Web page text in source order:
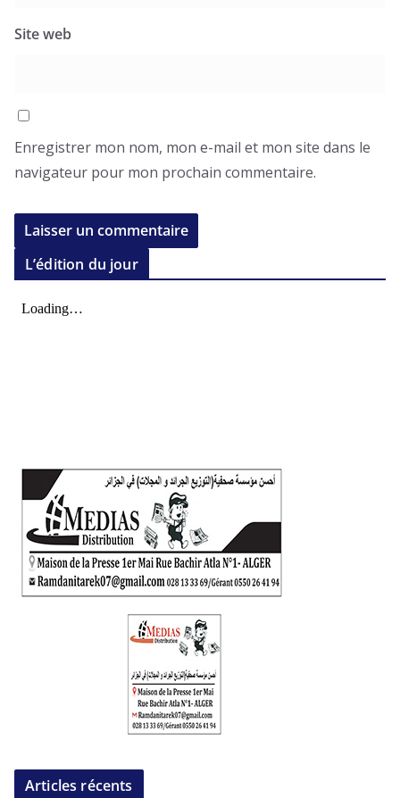
Site web
Enregistrer mon nom, mon e-mail et mon site dans le
navigateur pour mon prochain commentaire.
L’édition du jour
Articles récents